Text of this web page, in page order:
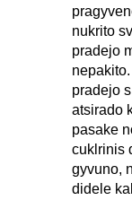
nukrito
pradejo
pradejo
atsirado
pasake
cuklrinis
gyvuno,
didele